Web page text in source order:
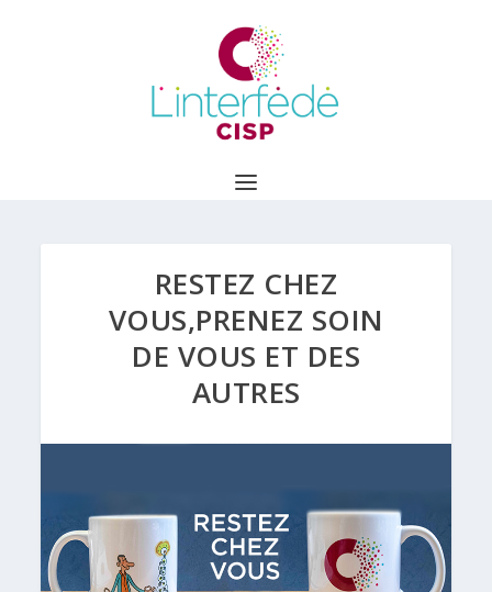
RESTEZ CHEZ
VOUS,PRENEZ SOIN
DE VOUS ET DES
AUTRES